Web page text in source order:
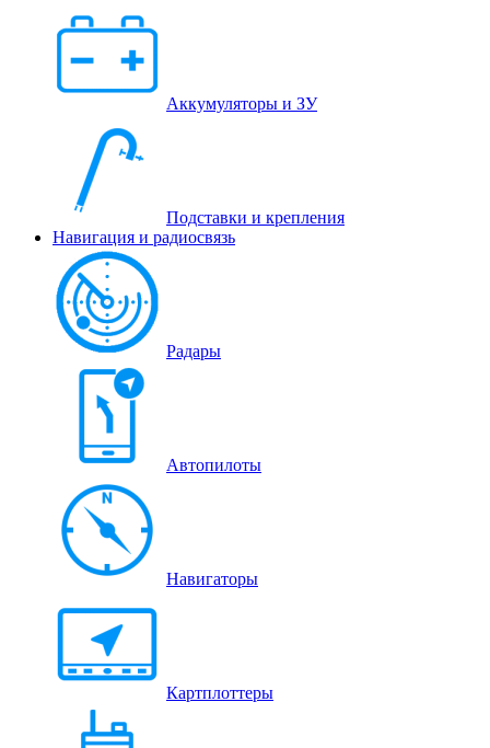
Аккумуляторы и ЗУ
Подставки и крепления
Навигация и радиосвязь
Радары
Автопилоты
Навигаторы
Картплоттеры